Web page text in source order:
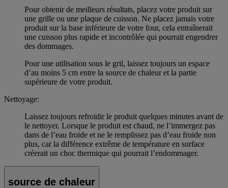
Pour obtenir de meilleurs résultats, placez votre produit sur
une grille ou une plaque de cuisson. Ne placez jamais votre
produit sur la base inférieure de votre four, cela entraînerait
une cuisson plus rapide et incontrôlée qui pourrait engendrer
des dommages.
Pour une utilisation sous le gril, laissez toujours un espace
d’au moins 5 cm entre la source de chaleur et la partie
supérieure de votre produit.
Nettoyage:
Laissez toujours refroidir le produit quelques minutes avant de
le nettoyer. Lorsque le produit est chaud, ne l’immergez pas
dans de l’eau froide et ne le remplissez pas d’eau froide non
plus, car la différence extrême de température en surface
créerait un choc thermique qui pourrait l’endommager.
source de chaleur